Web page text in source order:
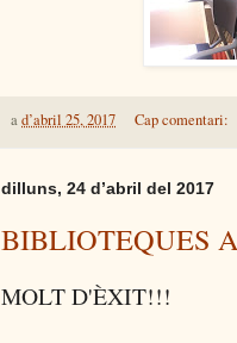
ad’abril 25, 2017 Cap comentari:
dilluns, 24 d’abril del 2017
BIBLIOTEQUES
MOLT D'ÈXIT!!!